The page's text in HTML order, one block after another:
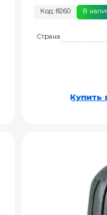
Код: 8260 В
Страна
Купить